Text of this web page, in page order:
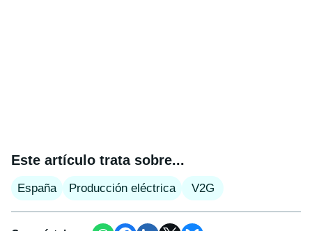
Este artículo trata sobre...
España Producción eléctrica V2G